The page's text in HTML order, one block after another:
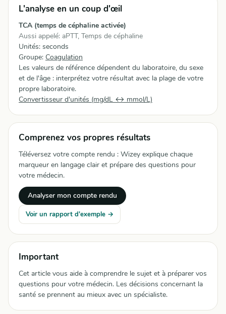
L'analyse en un coup d'œil
TCA (temps de céphaline activée)
Aussi appelé: aPTT, Temps de céphaline
Unités: seconds
Groupe: Coagulation
Les valeurs de référence dépendent du laboratoire, du sexe
et de l'âge : interprétez votre résultat avec la plage de votre
propre laboratoire.
Convertisseur d'unités (mg/dL ↔ mmol/L)
Comprenez vos propres résultats
Téléversez votre compte rendu : Wizey explique chaque
marqueur en langage clair et prépare des questions pour
votre médecin.
Analyser mon compte rendu
Voir un rapport d'exemple →
Important
Cet article vous aide à comprendre le sujet et à préparer vos
questions pour votre médecin. Les décisions concernant la
santé se prennent au mieux avec un spécialiste.